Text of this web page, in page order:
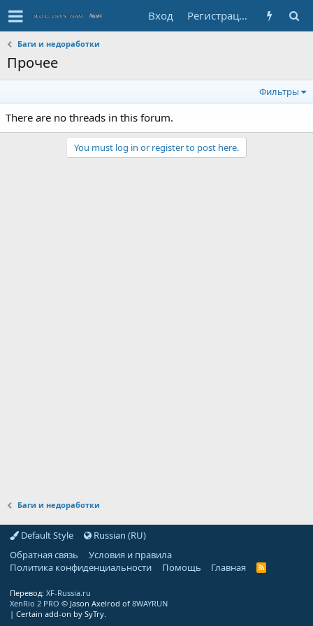
Вход Регистрация
Баги и недоработки
Прочее
Фильтры
There are no threads in this forum.
You must log in or register to post here.
Баги и недоработки
Default Style
Russian (RU)
Обратная связь
Условия и правила
Политика конфиденциальности
Помощь Главная
R
Перевод: XF-Russia.ru
XenRio 2 PRO © Jason Axelrod of 8WAYRUN
| Certain add-on by SyTry.